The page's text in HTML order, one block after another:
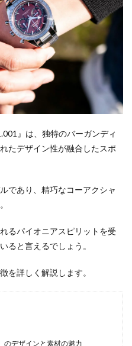
』は、独特のバーガンディ
たデザイン性が融合したスポ
であり、精巧なコーアクシャ
るパイオニアスピリットを受
ると言えるでしょう。
を詳しく解説します。
のデザインと素材の魅力